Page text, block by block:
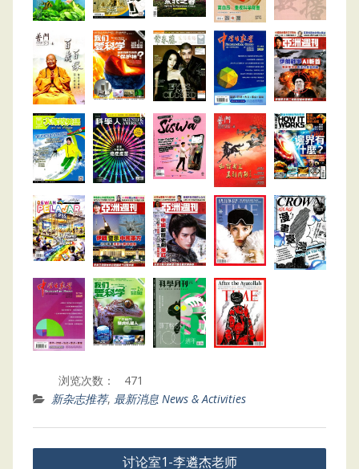
浏览次数：
471
新杂志推荐, 最新消息 News & Activities
Post
讨论室1-李遴杰老师